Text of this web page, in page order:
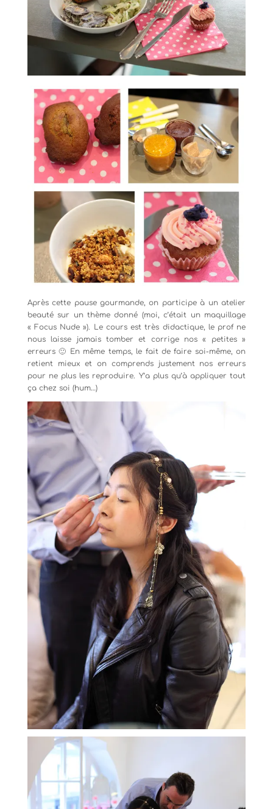
Après cette pause gourmande, on participe à un atelier
beauté sur un thème donné (moi, c’était un maquillage
« Focus Nude »). Le cours est très didactique, le prof ne
nous laisse jamais tomber et corrige nos « petites »
erreurs 🙂 En même temps, le fait de faire soi-même, on
retient mieux et on comprends justement nos erreurs
pour ne plus les reproduire. Y’a plus qu’à appliquer tout
ça chez soi (hum…)